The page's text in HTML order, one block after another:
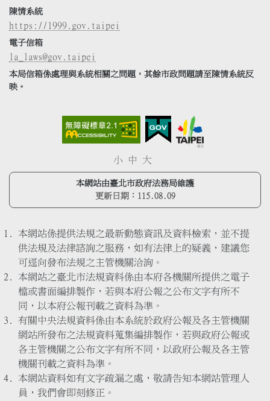
陳情系統
https://1999.gov.taipei
電子信箱
la_laws@gov.taipei
本局信箱係處理與系統相關之問題，其餘市政問題請至陳情系統反
映。
小 中 大
本網站由臺北市政府法務局維護
更新日期： 115.08.09
本網站係提供法規之最新動態資訊及資料檢索，並不提
供法規及法律諮詢之服務，如有法律上的疑義，建議您
可逕向發布法規之主管機關洽詢。
本網站之臺北市法規資料係由本府各機關所提供之電子
檔或書面編排製作，若與本府公報之公布文字有所不
同，以本府公報刊載之資料為準。
有關中央法規資料係由本系統於政府公報及各主管機關
網站所發布之法規資料蒐集編排製作，若與政府公報或
各主管機關之公布文字有所不同，以政府公報及各主管
機關刊載之資料為準。
本網站資料如有文字疏漏之處，敬請告知本網站管理人
員，我們會即刻修正。